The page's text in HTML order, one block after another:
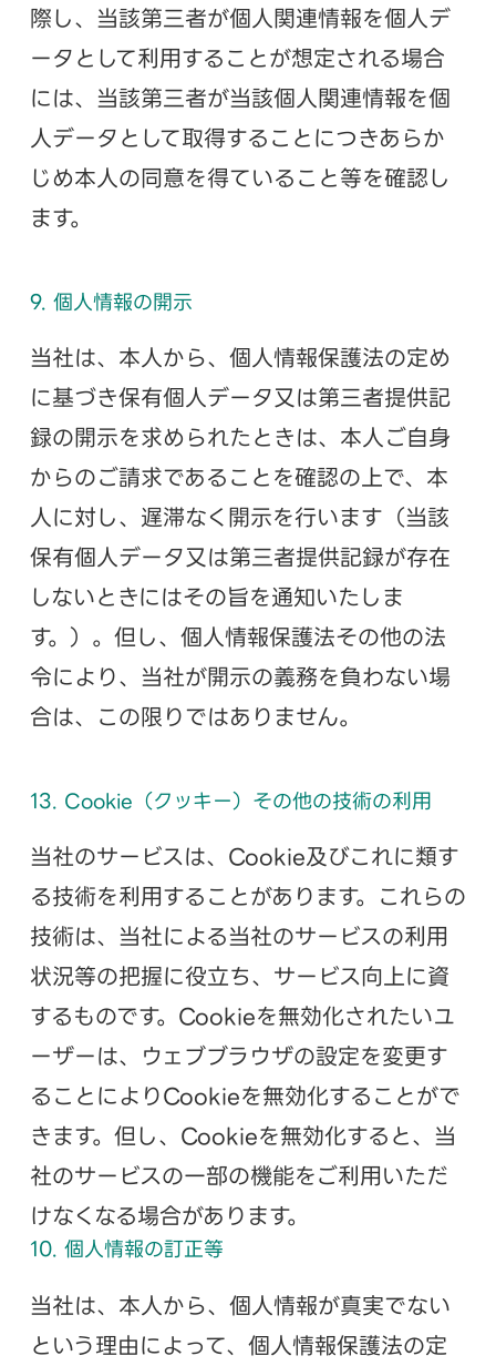
際し、当該第三者が個人関連情報を個人デ
ータとして利用することが想定される場合
には、当該第三者が当該個人関連情報を個
人データとして取得することにつきあらか
じめ本人の同意を得ていること等を確認し
ます。
9. 個人情報の開示
当社は、本人から、個人情報保護法の定め
に基づき保有個人データ又は第三者提供記
録の開示を求められたときは、本人ご自身
からのご請求であることを確認の上で、本
人に対し、遅滞なく開示を行います（当該
保有個人データ又は第三者提供記録が存在
しないときにはその旨を通知いたしま
す。）。但し、個人情報保護法その他の法
令により、当社が開示の義務を負わない場
合は、この限りではありません。
10. 個人情報の訂正等
当社は、本人から、個人情報が真実でない
という理由によって、個人情報保護法の定
13. Cookie（クッキー）その他の技術の利用
当社のサービスは、Cookie及びこれに類す
る技術を利用することがあります。これらの
技術は、当社による当社のサービスの利用
状況等の把握に役立ち、サービス向上に資
するものです。Cookieを無効化されたいユ
ーザーは、ウェブブラウザの設定を変更す
ることによりCookieを無効化することがで
きます。但し、Cookieを無効化すると、当
社のサービスの一部の機能をご利用いただ
けなくなる場合があります。